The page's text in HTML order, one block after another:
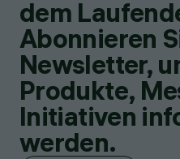
dem
Abonnieren
Newsletter,
Produkte,
Initiativen
werden.